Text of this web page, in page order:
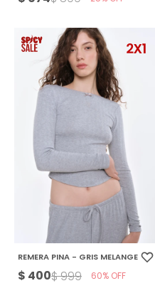
REMERA PINA - GRIS MELANGE
$ 400$999 60